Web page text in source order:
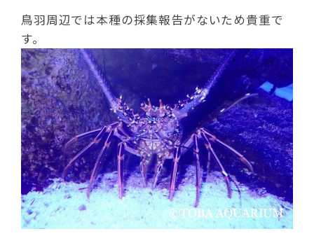
鳥羽周辺では本種の採集報告がないため貴重で
す。